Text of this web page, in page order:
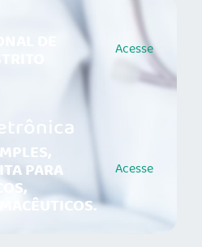
DE Acesse
PARA Acesse